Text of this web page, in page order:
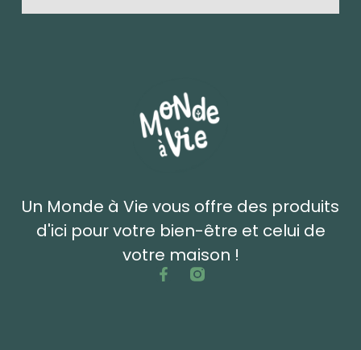
Un Monde à Vie vous offre des produits
d'ici pour votre bien-être et celui de
votre maison !